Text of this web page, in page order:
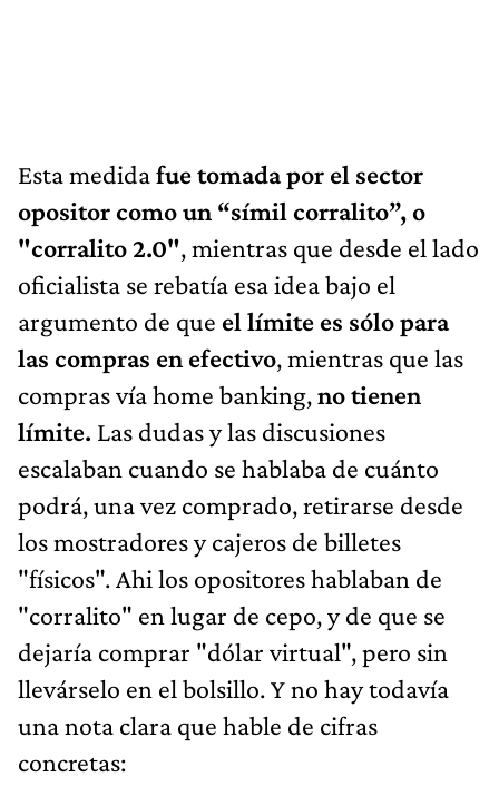
Esta medidafue tomada por el sector
opositor como un “símil corralito”, o
"corralito 2.0", mientras que desde el lado
oficialista se rebatía esa idea bajo el
argumento de que el límite es sólo para
las compras en efectivo, mientras que las
compras vía home banking,no tienen
límite. Las dudas y las discusiones
escalaban cuando se hablaba de cuánto
podrá, una vez comprado, retirarse desde
los mostradores y cajeros de billetes
"físicos". Ahi los opositores hablaban de
"corralito" en lugar de cepo, y de que se
dejaría comprar "dólar virtual", pero sin
llevárselo en el bolsillo. Y no hay todavía
una nota clara que hable de cifras
concretas: